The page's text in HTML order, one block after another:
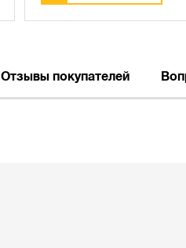
Отзывы покупателей